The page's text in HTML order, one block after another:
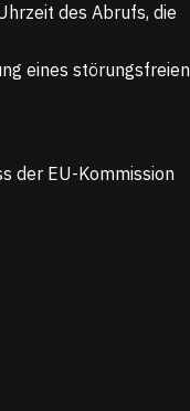
des Abrufs, die
eines störungsfreien
der EU-Kommission